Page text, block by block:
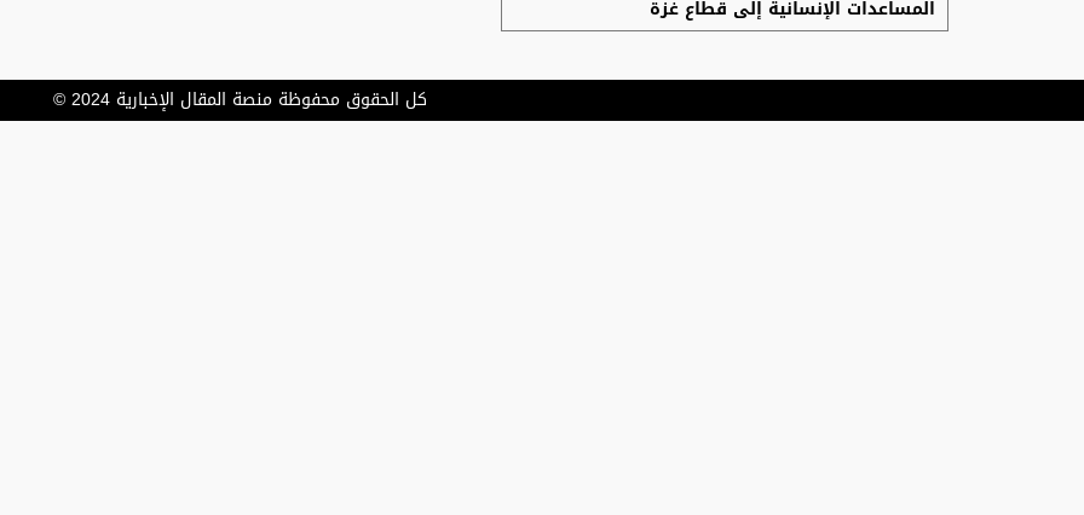
المساعدات الإنسانية إلى قطاع غزة
كل الحقوق محفوظة منصة المقال الإخبارية 2024 ©